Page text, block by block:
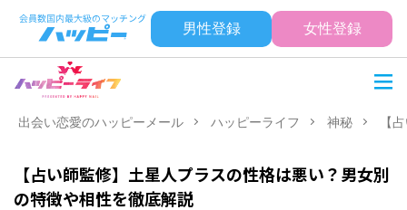
男性登録 女性登録
出会い恋愛のハッピーメール ハッピーライフ 神秘 【
【占い師監修】土星人プラスの性格は悪い？男女別
の特徴や相性を徹底解説